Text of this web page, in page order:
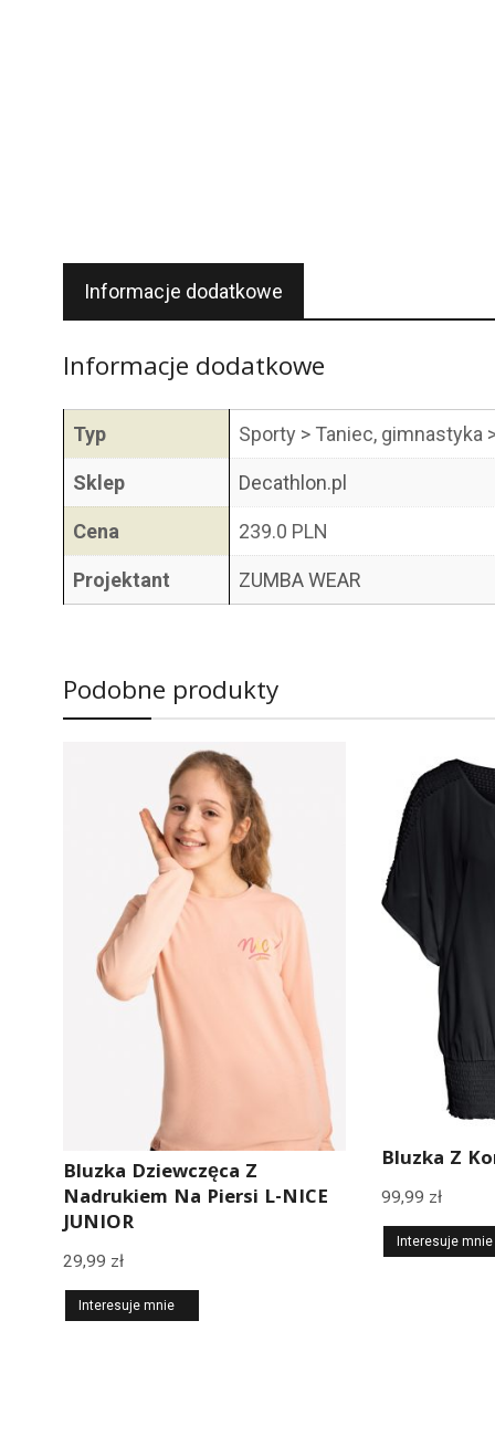
Informacje dodatkowe
Informacje dodatkowe
Typ Sporty > Taniec, gimnastyka
Sklep Decathlon.pl
Cena 239.0 PLN
Projektant ZUMBA WEAR
Podobne produkty
Bluzka Dziewczęca Z
Nadrukiem Na Piersi L-NICE
JUNIOR
29,99 zł
Interesuje mnie
Bluzka Z
99,99 zł
Interesuje mnie